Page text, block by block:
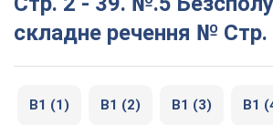
складне речення № Стр.
В1 (1) В1 (2) В1 (3) В1